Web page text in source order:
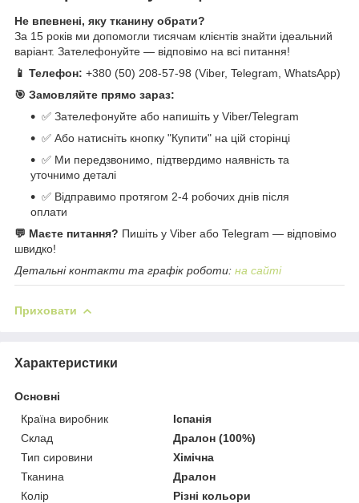
Не впевнені, яку тканину обрати?
За 15 років ми допомогли тисячам клієнтів знайти ідеальний
варіант. Зателефонуйте — відповімо на всі питання!
📱 Телефон: +380 (50) 208-57-98 (Viber, Telegram, WhatsApp)
🎯 Замовляйте прямо зараз:
✅ Зателефонуйте або напишіть у Viber/Telegram
✅ Або натисніть кнопку "Купити" на цій сторінці
✅ Ми передзвонимо, підтвердимо наявність та
уточнимо деталі
✅ Відправимо протягом 2-4 робочих днів після
оплати
💬 Маєте питання? Пишіть у Viber або Telegram — відповімо
швидко!
Детальні контакти та графік роботи: на сайті
Приховати
Характеристики
Основні
Країна виробник
Іспанія
Склад
Дралон (100%)
Тип сировини
Хімічна
Тканина
Дралон
Колір
Різні кольори